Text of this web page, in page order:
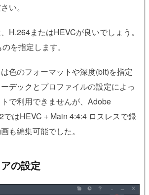
い。
H.264またはHEVCが良いでしょう。
を指定します。
は色のフォーマットや深度(bit)を指定
デックとプロファイルの設定によっ
で利用できませんが、Adobe
ではHEVC + Main 4:4:4 ロスレスで録
も編集可能でした。
の設定